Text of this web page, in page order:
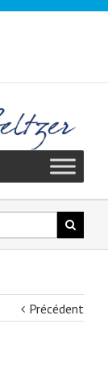
Précédent